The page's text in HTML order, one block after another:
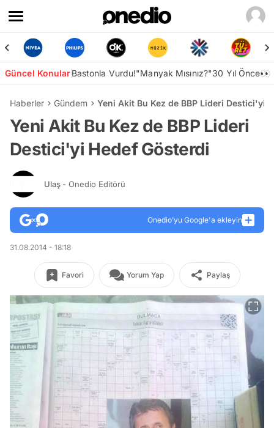
Güncel KonularBastonla Vurdu!"Manyak Mısınız?"30 Yıl Önce👀
Haberler Gündem Yeni Akit Bu Kez de BBP Lideri Destici'yi
Yeni Akit Bu Kez de BBP Lideri
Destici'yi Hedef Gösterdi
Ulaş - Onedio Editörü
Onedio’yu Google'a ekleyin
31.08.2014 - 18:18
Favori Yorum Yap Paylaş